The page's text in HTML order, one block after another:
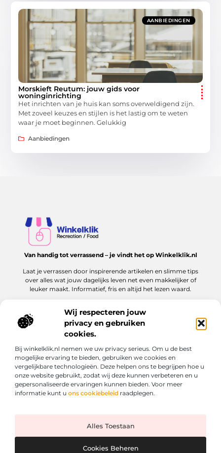
Wij respecteren jouw
privacy en gebruiken
cookies.
Bij winkelklik.nl nemen we uw privacy serieus. Om u de best
mogelijke ervaring te bieden, gebruiken we cookies en
vergelijkbare technologieën. Deze helpen ons te begrijpen hoe u
onze website gebruikt, zodat wij deze kunnen verbeteren en u
gepersonaliseerde ervaringen kunnen bieden. Voor meer
informatie kunt u ons cookiebeleid raadplegen.
Alles Toestaan
Cookies Beheren
AANBIEDINGEN
Morskieft Reutum: jouw gids voor
woninginrichting
Het inrichten van je huis kan soms overweldigend zijn.
Met zoveel keuzes en stijlen is het lastig om te weten
waar je moet beginnen. Gelukkig
Aanbiedingen
Van handig tot verrassend – je vindt het op Winkelklik.nl
Laat je verrassen door inspirerende artikelen en slimme tips
over alles wat jouw dagelijks leven net even makkelijker of
leuker maakt. Informatief, fris en altijd het lezen waard.
Onze informatie
Bericht categorie
Cookiebeleid (EU)
@2025 www.winkelklik.nl. All Right Reserved.